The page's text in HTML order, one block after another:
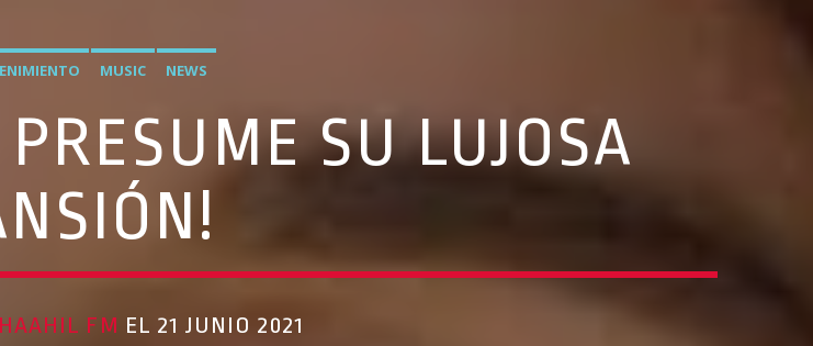
MUSIC NEWS
SU LUJOSA
HAAHIL FM EL 21 JUNIO 2021